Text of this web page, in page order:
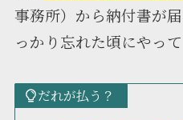
事務所）から納付書が
っかり忘れた頃にやっ
だれが払う？